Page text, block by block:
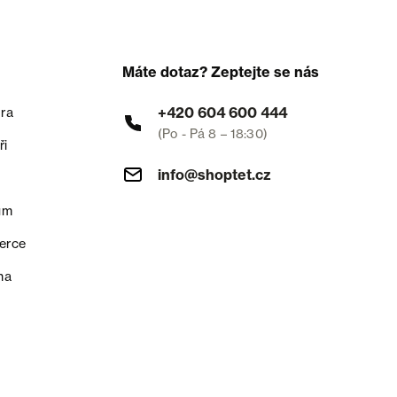
Máte dotaz? Zeptejte se nás
+420 604 600 444
(Po - Pá 8 – 18:30)
info@shoptet.cz